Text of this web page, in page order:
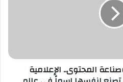
المحتوى.. الإعلامية